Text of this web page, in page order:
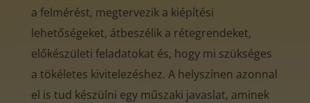
a felmérést, megtervezik a kiépítési
lehetőségeket, átbeszélik a rétegrendeket,
előkészületi feladatokat és, hogy mi szükséges
a tökéletes kivitelezéshez. A helyszínen azonnal
el is tud készülni egy műszaki javaslat, aminek